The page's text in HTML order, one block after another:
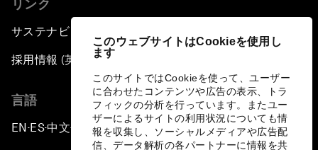
このウェブサイトはCookieを使用し
ます
このサイトではCookieを使って、ユーザー
に合わせたコンテンツや広告の表示、トラ
フィックの分析を行っています。またユー
ザーによるサイトの利用状況についても情
報を収集し、ソーシャルメディアや広告配
信、データ解析の各パートナーに情報を共
リンク
サステナビリティへの取り組み
採用情報 (英語のみ)
言語
EN ▪ ES▪中文▪ 日本語